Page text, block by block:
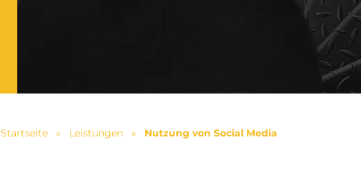
Startseite » Leistungen » Nutzung von Social Media